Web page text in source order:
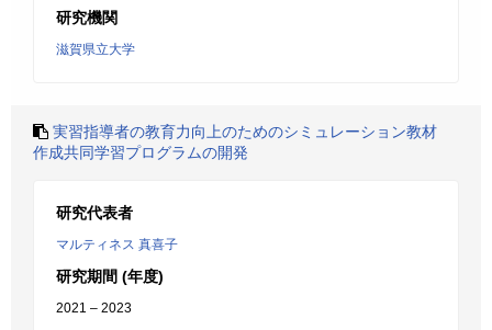
研究機関
滋賀県立大学
実習指導者の教育力向上のためのシミュレーション教材
作成共同学習プログラムの開発
研究代表者
マルティネス 真喜子
研究期間 (年度)
2021 – 2023